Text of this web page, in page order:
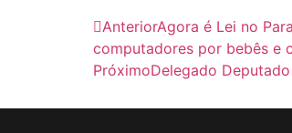
AnteriorAgora é Lei no
computadores por bebês e
PróximoDelegado